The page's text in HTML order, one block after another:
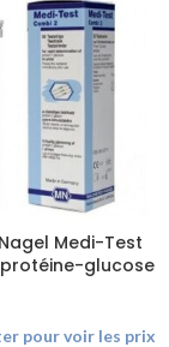
Medi-Test
glucose
pour voir les prix